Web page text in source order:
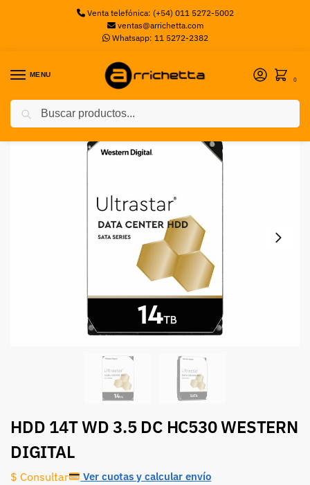
Venta telefónica: (+54) 011 5272-5002
ventas@arrichetta.com
Whatsapp: 11 5272-2382
MENU
0
Inicio Discos Mecanicos / HDD 14T WD 3.5 DC HC530 WESTERN DIGITAL
HDD 14T WD 3.5 DC HC530 WESTERN
DIGITAL
$ Consultar Ver cuotas y calcular envío